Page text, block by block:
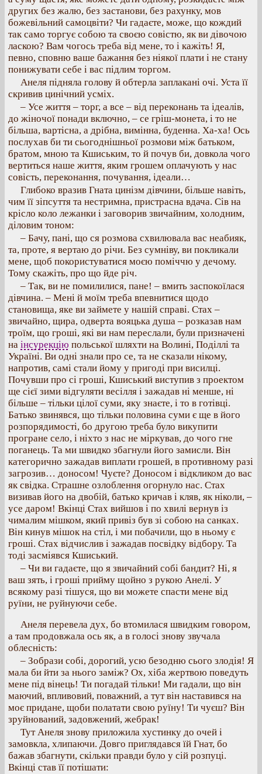
других без жалю, без застанови, без рахунку, мов
божевільний самоцвіти? Чи гадаєте, може, що кождий
так само торгує собою та своєю совістю, як ви дівочою
ласкою? Вам чогось треба від мене, то і кажіть! Я,
певно, сповню ваше бажання без ніякої плати і не стану
понижувати себе і вас підлим торгом.
Анеля підняла голову й обтерла заплакані очі. Уста її
скривив цинічний усміх.
– Усе життя – торг, а все – від переконань та ідеалів,
до жіночої понади включно, – се гріш-монета, і то не
більша, вартісна, а дрібна, вимінна, буденна. Ха-ха! Ось
послухав би ти сьогоднішньої розмови між батьком,
братом, мною та Кшиським, то й почув би, довкола чого
вертиться наше життя, яким грошем оплачують у нас
совість, переконання, почування, ідеали…
Глибоко вразив Гната цинізм дівчини, більше навіть,
чим її зіпсуття та нестримна, пристрасна вдача. Сів на
крісло коло лежанки і заговорив звичайним, холодним,
діловим тоном:
– Бачу, пані, що ся розмова схвилювала вас неабияк,
та, проте, я вертаю до річи. Без сумніву, ви покликали
мене, щоб покористуватися моєю поміччю у дечому.
Тому скажіть, про що йде річ.
– Так, ви не помилилися, пане! – вмить заспокоїлася
дівчина. – Мені й моїм треба впевнитися щодо
становища, яке ви займете у нашій справі. Стах –
звичайно, щира, одверта вояцька душа – розказав нам
троїм, що гроші, які ви нам переслали, були призначені
на інсурекцію польської шляхти на Волині, Поділлі та
Україні. Ви одні знали про се, та не сказали нікому,
напротив, самі стали йому у пригоді при висилці.
Почувши про сі гроші, Кшиський виступив з проектом
ще сієї зими відгуляти весілля і зажадав ні менше, ні
більше – тільки цілої суми, яку знаєте, і то в готівці.
Батько звинявся, що тільки половина суми є ще в його
розпорядимості, бо другою треба було викупити
програне село, і ніхто з нас не міркував, до чого гне
поганець. Та ми швидко збагнули його замисли. Він
категорично зажадав виплати грошей, в противному разі
загрозив… доносом! Чуєте? Доносом і відкликом до вас
як свідка. Страшне озлоблення огорнуло нас. Стах
визивав його на двобій, батько кричав і кляв, як ніколи, –
усе даром! Вкінці Стах вийшов і по хвилі вернув із
чималим мішком, який привіз був зі собою на санках.
Він кинув мішок на стіл, і ми побачили, що в ньому є
гроші. Стах відчислив і зажадав посвідку відбору. Та
тоді засміявся Кшиський.
– Чи ви гадаєте, що я звичайний собі бандит? Ні, я
ваш зять, і гроші прийму щойно з рукою Анелі. У
всякому разі тішуся, що ви можете спасти мене від
руїни, не руйнуючи себе.
Анеля перевела дух, бо втомилася швидким говором,
а там продовжала ось як, а в голосі знову звучала
облесність:
– Зобрази собі, дорогий, усю безодню сього злодія! Я
мала би йти за нього заміж? Ох, хіба жертвою поведуть
мене під вінець! Ти погадай тільки! Ми гадали, що він
маючий, впливовий, поважний, а тут він наставився на
моє придане, щоби полатати свою руїну! Ти чуєш? Він
зруйнований, задовжений, жебрак!
Тут Анеля знову приложила хустинку до очей і
замовкла, хлипаючи. Довго приглядався їй Гнат, бо
бажав збагнути, скільки правди було у сій розпуці.
Вкінці став її потішати: